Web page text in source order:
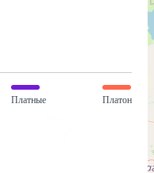
Платные Платон